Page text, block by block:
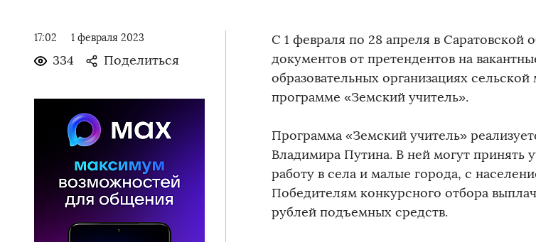
17:02 1 февраля 2023
334 Поделиться
С 1 февраля по 28 апреля в Саратовской
документов от претендентов на
образовательных организациях
программе «Земский учитель».
Программа «Земский учитель»
Владимира Путина. В ней могут принять
работу в села и малые города, с
Победителям конкурсного отбора
рублей подъемных средств.